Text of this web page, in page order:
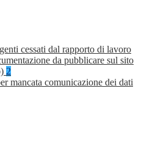
cessati dal rapporto di lavoro
da pubblicare sul sito
2
mancata comunicazione dei dati